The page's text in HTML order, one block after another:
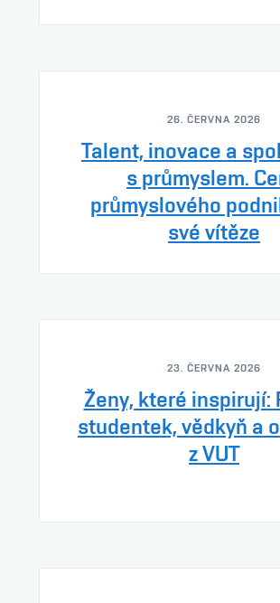
26. ČERVNA 2026
Talent, inovace a
s průmyslem.
průmyslového
své vítěze
23. ČERVNA 2026
Ženy, které inspirují:
studentek, vědkyň a
z VUT